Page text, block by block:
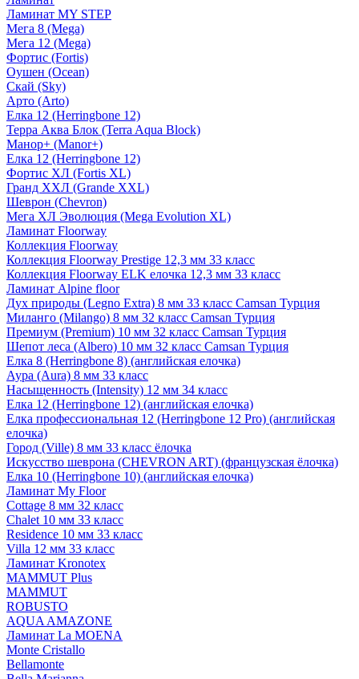
Ламинат MY STEP
Мега 8 (Mega)
Мега 12 (Mega)
Фортис (Fortis)
Оушен (Ocean)
Скай (Sky)
Арто (Arto)
Елка 12 (Herringbone 12)
Терра Аква Блок (Terra Aqua Block)
Манор+ (Manor+)
Елка 12 (Herringbone 12)
Фортис ХЛ (Fortis XL)
Гранд ХХЛ (Grande XXL)
Шеврон (Chevron)
Мега ХЛ Эволюция (Mega Evolution XL)
Ламинат Floorway
Коллекция Floorway
Коллекция Floorway Prestige 12,3 мм 33 класс
Коллекция Floorway ELK елочка 12,3 мм 33 класс
Ламинат Alpine floor
Дух природы (Legno Extra) 8 мм 33 класс Camsan Турция
Миланго (Milango) 8 мм 32 класс Camsan Турция
Премиум (Premium) 10 мм 32 класс Camsan Турция
Шепот леса (Albero) 10 мм 32 класс Camsan Турция
Елка 8 (Herringbone 8) (английская елочка)
Аура (Aura) 8 мм 33 класс
Насыщенность (Intensity) 12 мм 34 класс
Елка 12 (Herringbone 12) (английская елочка)
Елка профессиональная 12 (Herringbone 12 Pro) (английская
елочка)
Город (Ville) 8 мм 33 класс ёлочка
Искусство шеврона (CHEVRON ART) (французская ёлочка)
Елка 10 (Herringbone 10) (английская елочка)
Ламинат My Floor
Cottage 8 мм 32 класс
Chalet 10 мм 33 класс
Residence 10 мм 33 класс
Villa 12 мм 33 класс
Ламинат Kronotex
MAMMUT Plus
MAMMUT
ROBUSTO
AQUA AMAZONE
Ламинат La MOENA
Monte Cristallo
Bellamonte